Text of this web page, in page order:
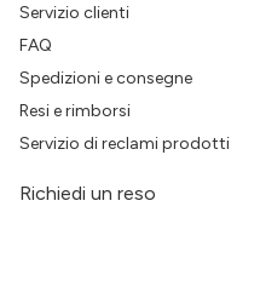
Servizio clienti
FAQ
Spedizioni e consegne
Resi e rimborsi
Servizio di reclami prodotti
Richiedi un reso